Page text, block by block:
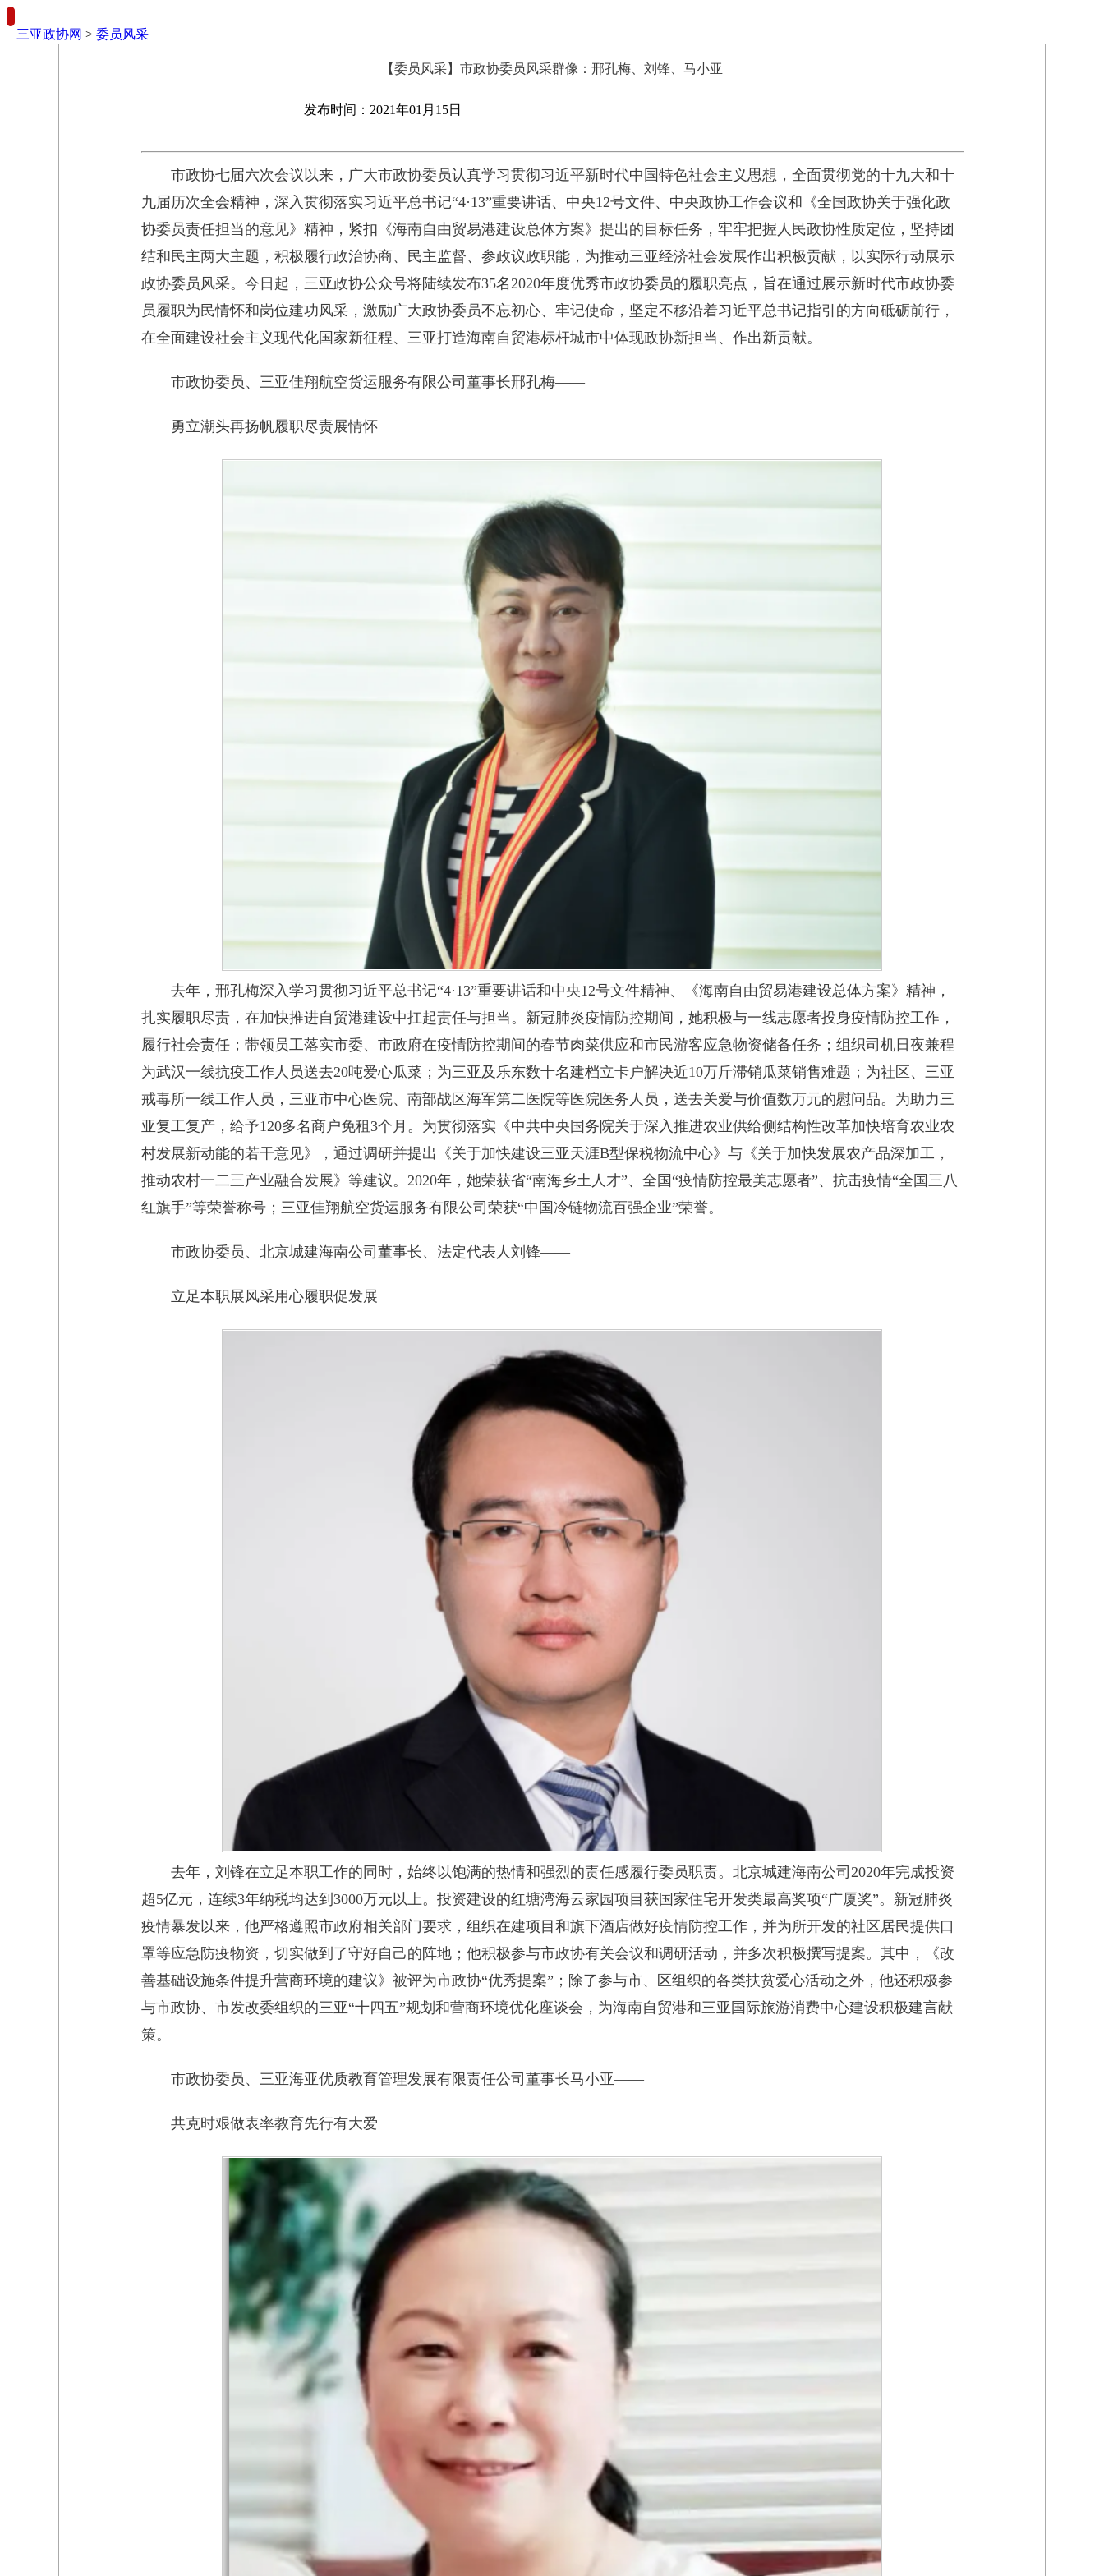
三亚政协网 > 委员风采
【委员风采】市政协委员风采群像：邢孔梅、刘锋、马小亚
发布时间：2021年01月15日
市政协七届六次会议以来，广大市政协委员认真学习贯彻习近平新时代中国特色社会主义思想，全面贯彻党的十九大和十
九届历次全会精神，深入贯彻落实习近平总书记“4·13”重要讲话、中央12号文件、中央政协工作会议和《全国政协关于强化政
协委员责任担当的意见》精神，紧扣《海南自由贸易港建设总体方案》提出的目标任务，牢牢把握人民政协性质定位，坚持团
结和民主两大主题，积极履行政治协商、民主监督、参政议政职能，为推动三亚经济社会发展作出积极贡献，以实际行动展示
政协委员风采。今日起，三亚政协公众号将陆续发布35名2020年度优秀市政协委员的履职亮点，旨在通过展示新时代市政协委
员履职为民情怀和岗位建功风采，激励广大政协委员不忘初心、牢记使命，坚定不移沿着习近平总书记指引的方向砥砺前行，
在全面建设社会主义现代化国家新征程、三亚打造海南自贸港标杆城市中体现政协新担当、作出新贡献。
市政协委员、三亚佳翔航空货运服务有限公司董事长邢孔梅——
勇立潮头再扬帆履职尽责展情怀
去年，邢孔梅深入学习贯彻习近平总书记“4·13”重要讲话和中央12号文件精神、《海南自由贸易港建设总体方案》精神，
扎实履职尽责，在加快推进自贸港建设中扛起责任与担当。新冠肺炎疫情防控期间，她积极与一线志愿者投身疫情防控工作，
履行社会责任；带领员工落实市委、市政府在疫情防控期间的春节肉菜供应和市民游客应急物资储备任务；组织司机日夜兼程
为武汉一线抗疫工作人员送去20吨爱心瓜菜；为三亚及乐东数十名建档立卡户解决近10万斤滞销瓜菜销售难题；为社区、三亚
戒毒所一线工作人员，三亚市中心医院、南部战区海军第二医院等医院医务人员，送去关爱与价值数万元的慰问品。为助力三
亚复工复产，给予120多名商户免租3个月。为贯彻落实《中共中央国务院关于深入推进农业供给侧结构性改革加快培育农业农
村发展新动能的若干意见》，通过调研并提出《关于加快建设三亚天涯B型保税物流中心》与《关于加快发展农产品深加工，
推动农村一二三产业融合发展》等建议。2020年，她荣获省“南海乡土人才”、全国“疫情防控最美志愿者”、抗击疫情“全国三八
红旗手”等荣誉称号；三亚佳翔航空货运服务有限公司荣获“中国冷链物流百强企业”荣誉。
市政协委员、北京城建海南公司董事长、法定代表人刘锋——
立足本职展风采用心履职促发展
去年，刘锋在立足本职工作的同时，始终以饱满的热情和强烈的责任感履行委员职责。北京城建海南公司2020年完成投资
超5亿元，连续3年纳税均达到3000万元以上。投资建设的红塘湾海云家园项目获国家住宅开发类最高奖项“广厦奖”。新冠肺炎
疫情暴发以来，他严格遵照市政府相关部门要求，组织在建项目和旗下酒店做好疫情防控工作，并为所开发的社区居民提供口
罩等应急防疫物资，切实做到了守好自己的阵地；他积极参与市政协有关会议和调研活动，并多次积极撰写提案。其中，《改
善基础设施条件提升营商环境的建议》被评为市政协“优秀提案”；除了参与市、区组织的各类扶贫爱心活动之外，他还积极参
与市政协、市发改委组织的三亚“十四五”规划和营商环境优化座谈会，为海南自贸港和三亚国际旅游消费中心建设积极建言献
策。
市政协委员、三亚海亚优质教育管理发展有限责任公司董事长马小亚——
共克时艰做表率教育先行有大爱